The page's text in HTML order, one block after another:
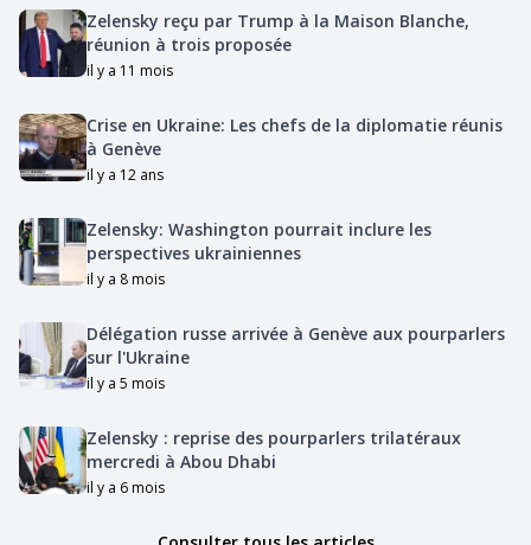
Zelensky reçu par Trump à la Maison Blanche,
réunion à trois proposée
il y a 11 mois
Crise en Ukraine: Les chefs de la diplomatie réunis
à Genève
il y a 12 ans
Zelensky: Washington pourrait inclure les
perspectives ukrainiennes
il y a 8 mois
Délégation russe arrivée à Genève aux pourparlers
sur l'Ukraine
il y a 5 mois
Zelensky : reprise des pourparlers trilatéraux
mercredi à Abou Dhabi
il y a 6 mois